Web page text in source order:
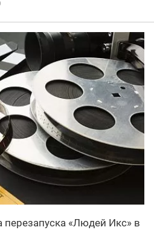
перезапуска «Людей Икс» в